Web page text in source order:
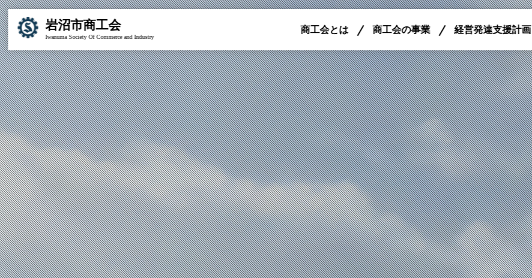
岩沼市商工会
Iwanuma Society Of Commerce and Industry
商工会とは 商工会の事業 経営発達支援計画